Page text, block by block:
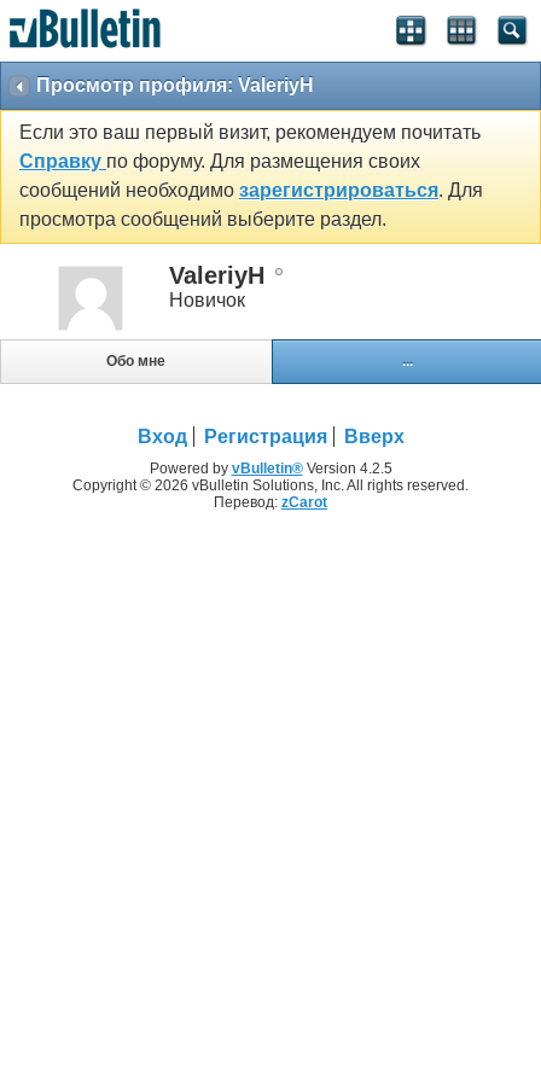
Просмотр профиля: ValeriyH
Если это ваш первый визит, рекомендуем почитать
Справку по форуму. Для размещения своих
сообщений необходимо зарегистрироваться. Для
просмотра сообщений выберите раздел.
ValeriyH
Новичок
Обо мне ...
Вход Регистрация Вверх
Powered by vBulletin®Version 4.2.5
Copyright © 2026 vBulletin Solutions, Inc. All rights reserved.
Перевод: zCarot